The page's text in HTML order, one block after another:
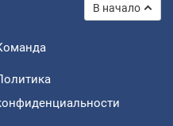
В начало